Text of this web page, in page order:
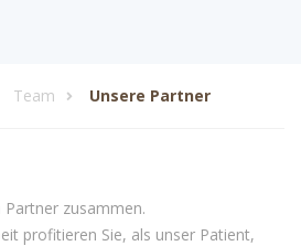
Team Unsere Partner
zusammen.
profitieren Sie, als unser Patient,